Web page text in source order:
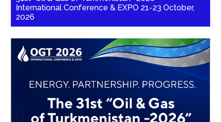
International Conference & EXPO 21-23 October,
2026